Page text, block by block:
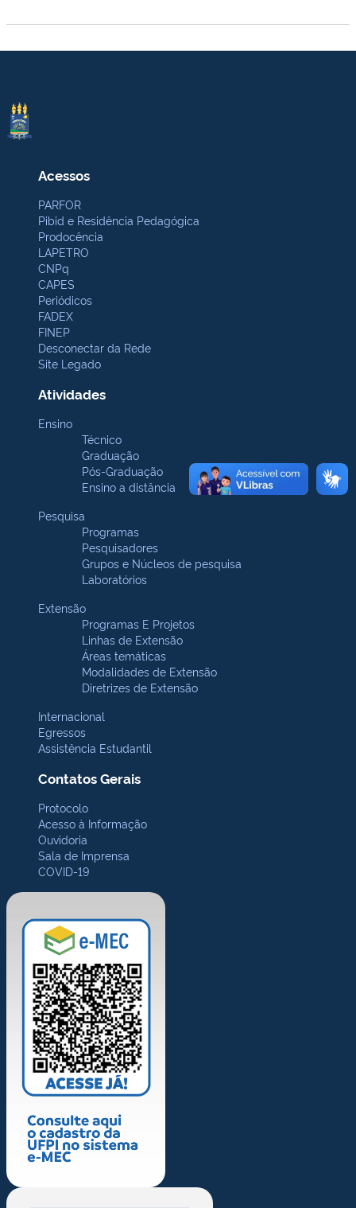
Acessos
PARFOR
Pibid e Residência Pedagógica
Prodocência
LAPETRO
CNPq
CAPES
Periódicos
FADEX
FINEP
Desconectar da Rede
Site Legado
Atividades
Ensino
Técnico
Graduação
Pós-Graduação
Ensino a distância
Pesquisa
Programas
Pesquisadores
Grupos e Núcleos de pesquisa
Laboratórios
Extensão
Programas E Projetos
Linhas de Extensão
Áreas temáticas
Modalidades de Extensão
Diretrizes de Extensão
Internacional
Egressos
Assistência Estudantil
Contatos Gerais
Protocolo
Acesso à Informação
Ouvidoria
Sala de Imprensa
COVID-19